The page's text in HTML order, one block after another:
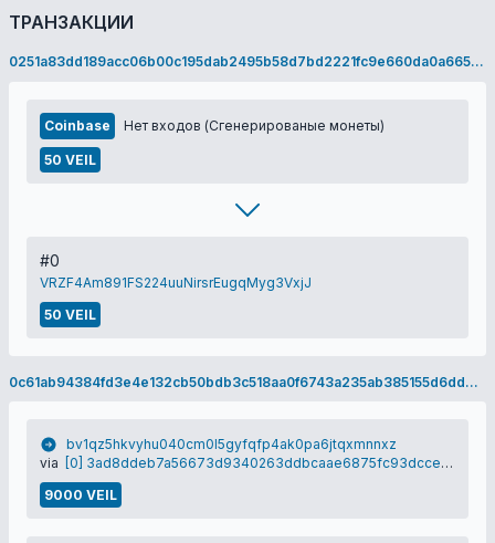
ТРАНЗАКЦИИ
0251a83dd189acc06b00c195dab2495b58d7bd2221fc9e660da0a6653883b0f0
Coinbase Нет входов (Сгенерированые монеты)
50 VEIL
#0
VRZF4Am891FS224uuNirsrEugqMyg3VxjJ
50 VEIL
0c61ab94384fd3e4e132cb50bdb3c518aa0f6743a235ab385155d6dd62758af8
bv1qz5hkvyhu040cm0l5gyfqfp4ak0pa6jtqxmnnxz
via
[0] 3ad8ddeb7a56673d9340263ddbcaae6875fc93dccef70fb938a23012da2aa8a0
9000 VEIL